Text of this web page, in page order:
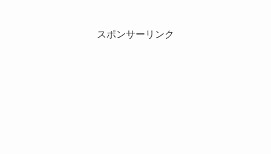
スポンサーリンク